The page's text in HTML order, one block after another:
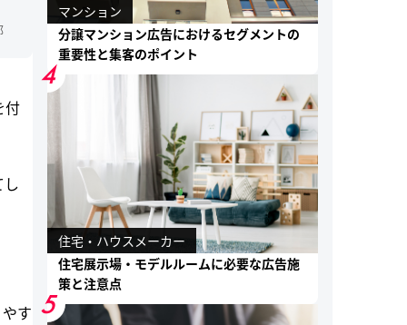
付
す
マンション
分譲マンション広告におけるセグメントの
重要性と集客のポイント
4
住宅・ハウスメーカー
住宅展示場・モデルルームに必要な広告施
策と注意点
5